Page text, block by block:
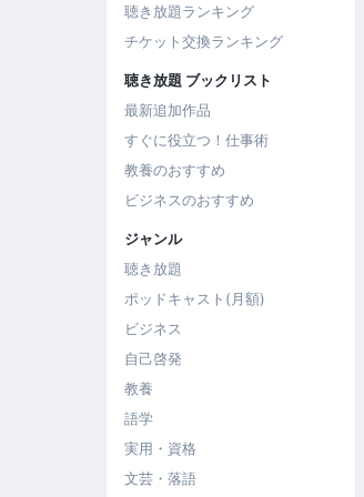
聴き放題ランキング
チケット交換ランキング
聴き放題 ブックリスト
最新追加作品
すぐに役立つ！仕事術
教養のおすすめ
ビジネスのおすすめ
ジャンル
聴き放題
ポッドキャスト(月額)
ビジネス
自己啓発
教養
語学
実用・資格
文芸・落語